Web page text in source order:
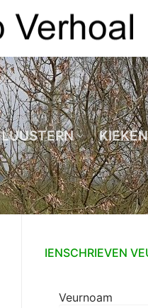
LUUSTERN KIEKEN
Zoeken naar:
IENSCHRIEVEN
Veurnoam